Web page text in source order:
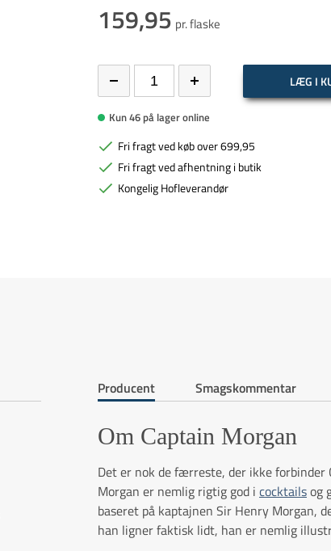
159,95 pr. flaske
LÆG I
Kun 46 på lager online
Fri fragt ved køb over 699,95
Fri fragt ved afhentning i butik
Kongelig Hofleverandør
Producent Smagskommentar
Om Captain Morgan
Det er nok de færreste, der ikke forbinder
Morgan er nemlig rigtig god i cocktailsog
baseret på kaptajnen Sir Henry Morgan,
han ligner faktisk lidt, han er nemlig